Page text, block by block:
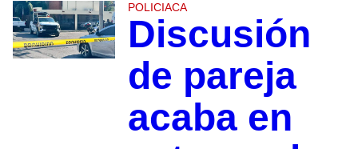
POLICIACA
Discusión
de pareja
acaba en